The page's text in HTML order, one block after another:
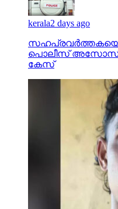
kerala2 days ago
സഹപ്രവര്‍ത്തകയെ
പൊലീസ്
കേസ്